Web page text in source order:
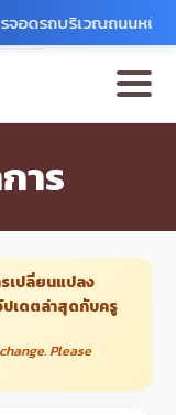
รถบริเวณถนนหน้าโ
าร
เปลี่ยนแปลง
เดตล่าสุดกับครู
Please